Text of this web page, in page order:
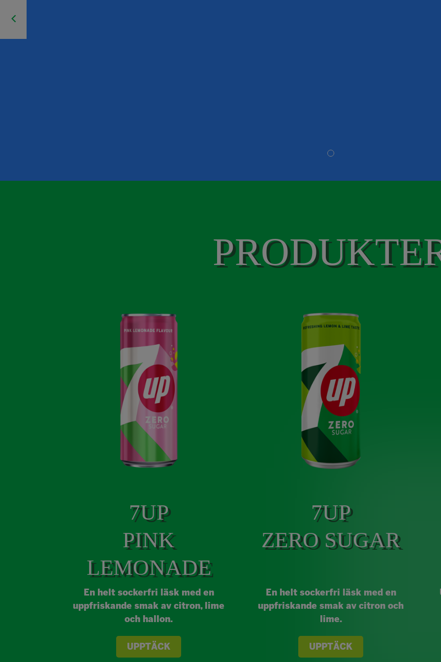
7UP
PINK
LEMONADE
En helt sockerfri läsk med en
uppfriskande smak av citron, lime
och hallon.
UPPTÄCK
7UP
ZERO SUGAR
En helt sockerfri läsk med en
uppfriskande smak av citron och
lime.
UPPTÄCK